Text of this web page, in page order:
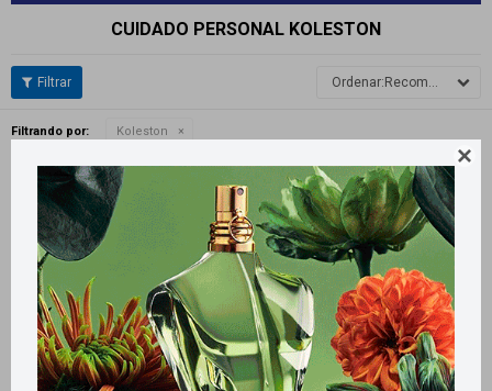

CUIDADO PERSONAL KOLESTON
Recomendados
Filtrando por: Koleston